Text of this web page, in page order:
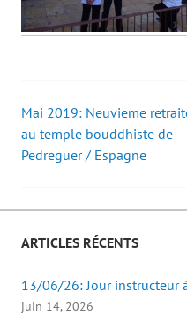
Post
navigation
Mai 2019: Neuvieme
au temple bouddhiste de
Pedreguer / Espagne
ARTICLES RÉCENTS
13/06/26: Jour instructeur
juin 14, 2026